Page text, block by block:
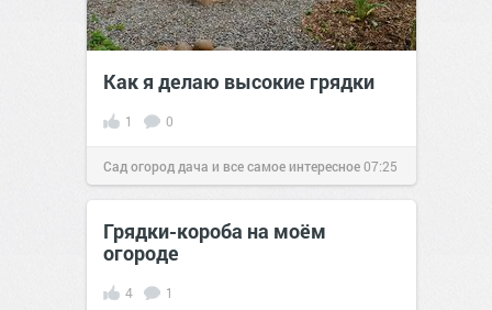
Как я делаю высокие грядки
1 0
Сад огород дача и все самое интересное07:25
14 апр 2016
Грядки-короба на моём
огороде
4 1